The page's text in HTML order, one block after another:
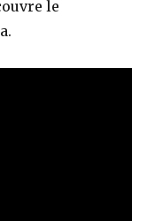
le